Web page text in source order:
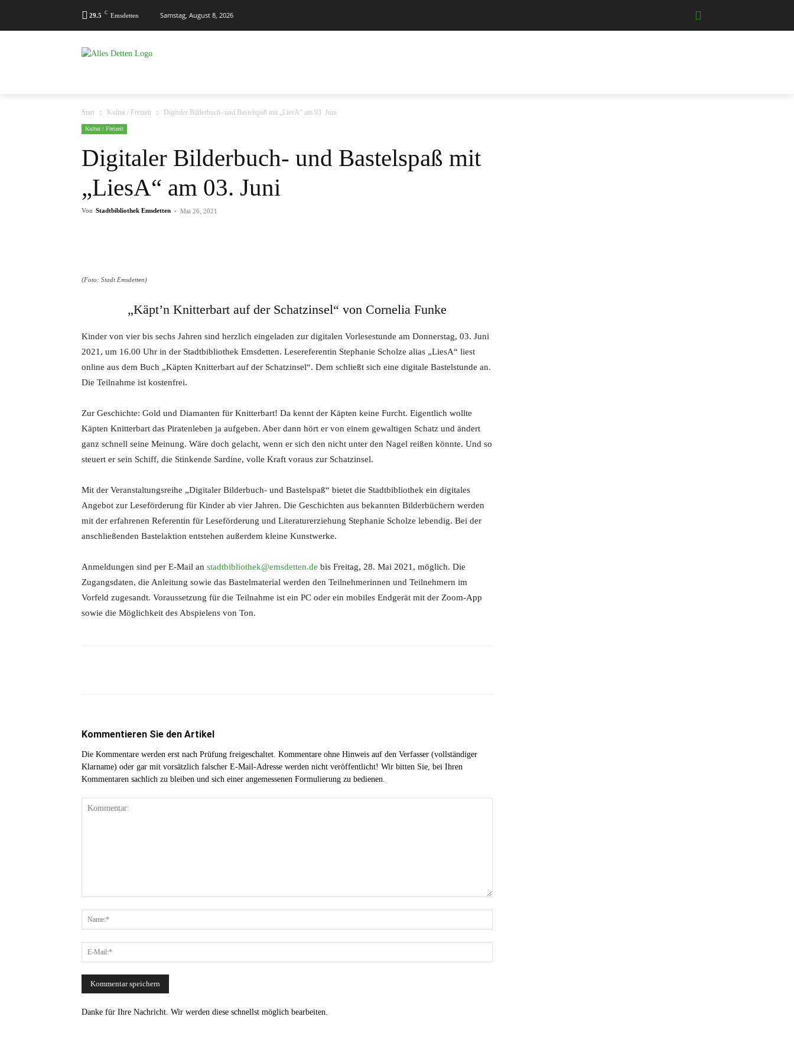
29.5 C Emsdetten Samstag, August 8, 2026
Start Kultur / Freizeit Digitaler Bilderbuch- und Bastelspaß mit „LiesA“ am 03. Juni
Kultur / Freizeit
Digitaler Bilderbuch- und Bastelspaß mit
„LiesA“ am 03. Juni
Von Stadtbibliothek Emsdetten - Mai 26, 2021
(Foto: Stadt Emsdetten)
„Käpt’n Knitterbart auf der Schatzinsel“ von Cornelia Funke
Kinder von vier bis sechs Jahren sind herzlich eingeladen zur digitalen Vorlesestunde am Donnerstag, 03. Juni
2021, um 16.00 Uhr in der Stadtbibliothek Emsdetten. Lesereferentin Stephanie Scholze alias „LiesA“ liest
online aus dem Buch „Käpten Knitterbart auf der Schatzinsel“. Dem schließt sich eine digitale Bastelstunde an.
Die Teilnahme ist kostenfrei.
Zur Geschichte: Gold und Diamanten für Knitterbart! Da kennt der Käpten keine Furcht. Eigentlich wollte
Käpten Knitterbart das Piratenleben ja aufgeben. Aber dann hört er von einem gewaltigen Schatz und ändert
ganz schnell seine Meinung. Wäre doch gelacht, wenn er sich den nicht unter den Nagel reißen könnte. Und so
steuert er sein Schiff, die Stinkende Sardine, volle Kraft voraus zur Schatzinsel.
Mit der Veranstaltungsreihe „Digitaler Bilderbuch- und Bastelspaß“ bietet die Stadtbibliothek ein digitales
Angebot zur Leseförderung für Kinder ab vier Jahren. Die Geschichten aus bekannten Bilderbüchern werden
mit der erfahrenen Referentin für Leseförderung und Literaturerziehung Stephanie Scholze lebendig. Bei der
anschließenden Bastelaktion entstehen außerdem kleine Kunstwerke.
Anmeldungen sind per E-Mail an stadtbibliothek@emsdetten.de bis Freitag, 28. Mai 2021, möglich. Die
Zugangsdaten, die Anleitung sowie das Bastelmaterial werden den Teilnehmerinnen und Teilnehmern im
Vorfeld zugesandt. Voraussetzung für die Teilnahme ist ein PC oder ein mobiles Endgerät mit der Zoom-App
sowie die Möglichkeit des Abspielens von Ton.
Kommentieren Sie den Artikel
Die Kommentare werden erst nach Prüfung freigeschaltet. Kommentare ohne Hinweis auf den Verfasser (vollständiger
Klarname) oder gar mit vorsätzlich falscher E-Mail-Adresse werden nicht veröffentlicht! Wir bitten Sie, bei Ihren
Kommentaren sachlich zu bleiben und sich einer angemessenen Formulierung zu bedienen.
Danke für Ihre Nachricht. Wir werden diese schnellst möglich bearbeiten.